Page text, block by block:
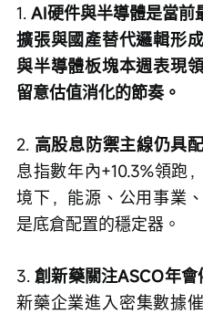
1. AI硬件與半導體是當前
擴張與國產替代邏輯形
與半導體板塊本週表現
留意估值消化的節奏。
2. 高股息防禦主線仍具
息指數年內+10.3%領跑
境下，能源、公用事業
是底倉配置的穩定器。
3. 創新藥關注ASCO年會
新藥企業進入密集數據